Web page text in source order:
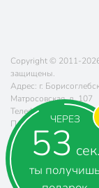
ЧЕРЕЗ
53 сек.
ты
Copyright © 2011-
защищены.
Адрес: г.
Матросовская, д. 107
Телефон:
8 (800)
Почта: